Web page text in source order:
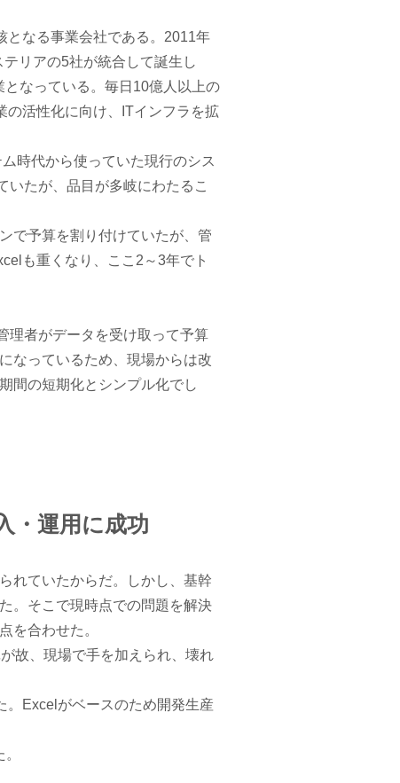
となる事業会社である。2011年
リアの5社が統合して誕生し
なっている。毎日10億人以上の
の活性化に向け、ITインフラを拡
時代から使っていた現行のシス
たが、品目が多岐にわたるこ
で予算を割り付けていたが、管
も重くなり、ここ2～3年でト
理者がデータを受け取って予算
なっているため、現場からは改
間の短期化とシンプル化でし
・運用に成功
れていたからだ。しかし、基幹
。そこで現時点での問題を解決
を合わせた。
故、現場で手を加えられ、壊れ
。Excelがベースのため開発生産